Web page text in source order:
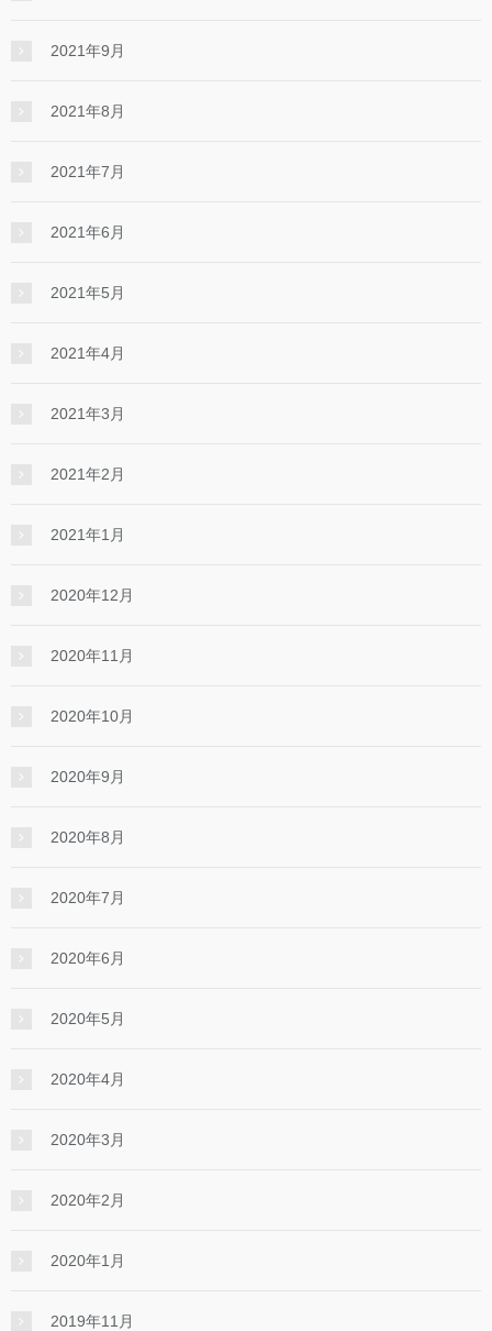
2021年9月
2021年8月
2021年7月
2021年6月
2021年5月
2021年4月
2021年3月
2021年2月
2021年1月
2020年12月
2020年11月
2020年10月
2020年9月
2020年8月
2020年7月
2020年6月
2020年5月
2020年4月
2020年3月
2020年2月
2020年1月
2019年11月